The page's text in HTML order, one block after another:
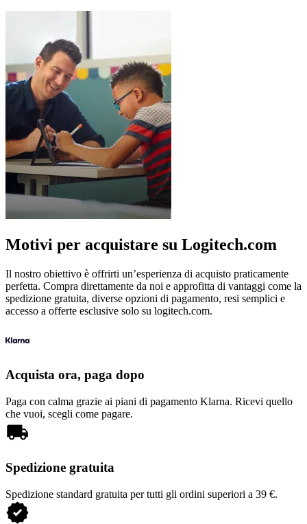
Motivi per acquistare su Logitech.com
Il nostro obiettivo è offrirti un’esperienza di acquisto praticamente
perfetta. Compra direttamente da noi e approfitta di vantaggi come la
spedizione gratuita, diverse opzioni di pagamento, resi semplici e
accesso a offerte esclusive solo su logitech.com.
Acquista ora, paga dopo
Paga con calma grazie ai piani di pagamento Klarna. Ricevi quello
che vuoi, scegli come pagare.
Spedizione gratuita
Spedizione standard gratuita per tutti gli ordini superiori a 39 €.